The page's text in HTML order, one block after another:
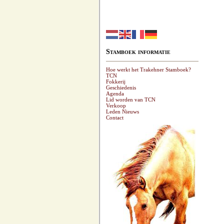
Stamboek informatie
Hoe werkt het Trakehner Stamboek?
TCN
Fokkerij
Geschiedenis
Agenda
Lid worden van TCN
Verkoop
Leden Nieuws
Contact